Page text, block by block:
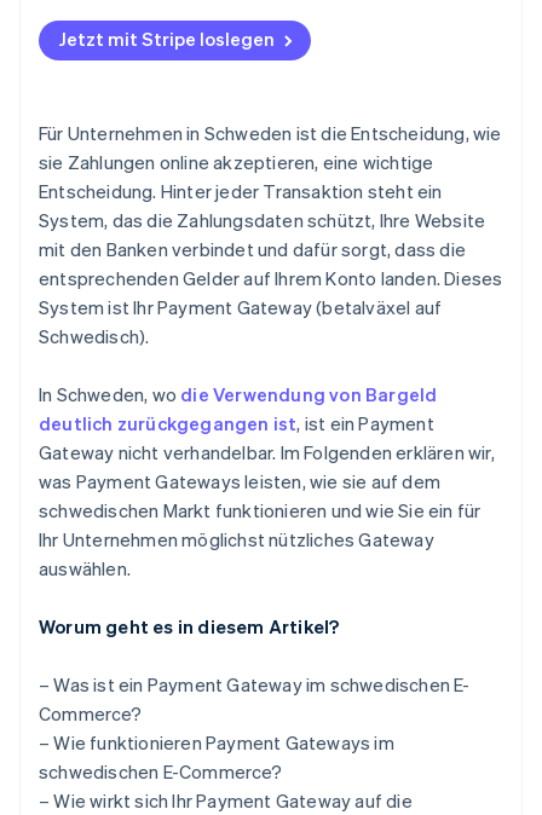
„Jetzt kaufen, später bezahlen“ (BNPL, Buy now, pay
later)
Banküberweisungen
Die richtigen Zahlungsmethoden für Ihre
Kundinnen/Kunden
Sinnvolle Integrationen für Ihren Tech-Stack
Sicherheit und Compliance
Klare Preisgestaltung ohne Überraschungen
Tools für Steuern und Buchhaltung
Ein Bezahlvorgang in Ihrem Branding
Jetzt mit Stripe loslegen
Für Unternehmen in Schweden ist die Entscheidung, wie
sie Zahlungen online akzeptieren, eine wichtige
Entscheidung. Hinter jeder Transaktion steht ein
System, das die Zahlungsdaten schützt, Ihre Website
mit den Banken verbindet und dafür sorgt, dass die
entsprechenden Gelder auf Ihrem Konto landen. Dieses
System ist Ihr Payment Gateway (betalväxel auf
Schwedisch).
In Schweden, wo die Verwendung von Bargeld
deutlich zurückgegangen ist, ist ein Payment
Gateway nicht verhandelbar. Im Folgenden erklären wir,
was Payment Gateways leisten, wie sie auf dem
schwedischen Markt funktionieren und wie Sie ein für
Ihr Unternehmen möglichst nützliches Gateway
auswählen.
Worum geht es in diesem Artikel?
– Was ist ein Payment Gateway im schwedischen E-
Commerce?
– Wie funktionieren Payment Gateways im
schwedischen E-Commerce?
– Wie wirkt sich Ihr Payment Gateway auf die